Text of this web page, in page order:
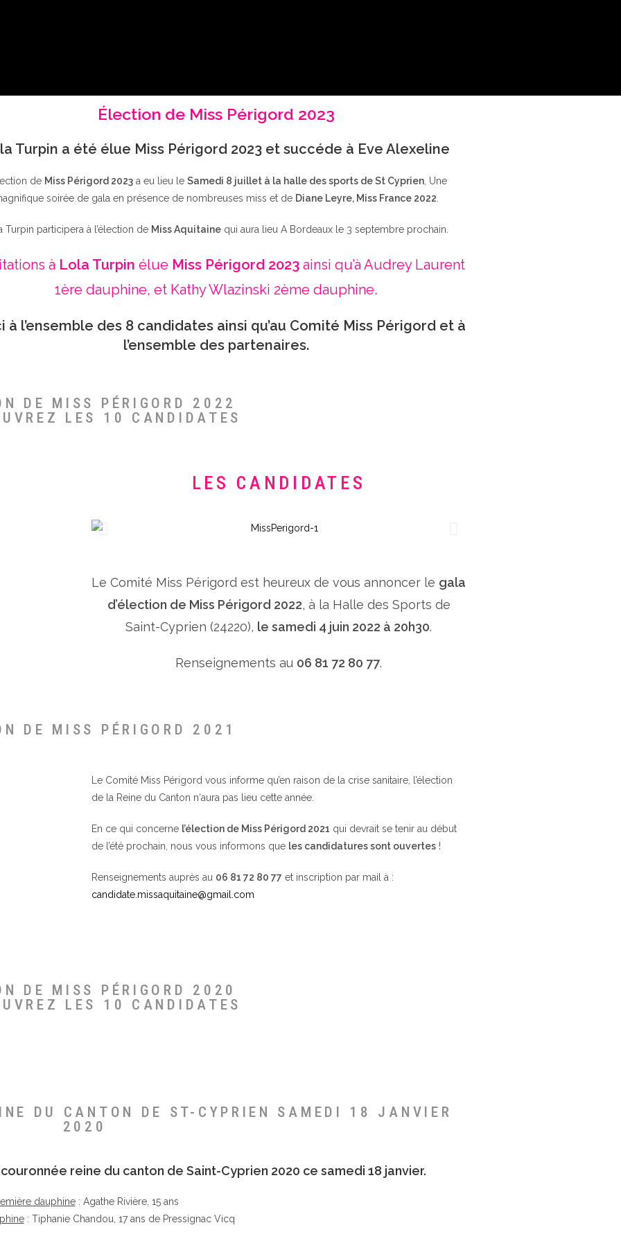
Élection de Miss Périgord 2023
Turpin a été élue Miss Périgord 2023 et succéde à Eve Alexeline
de Miss Périgord 2023a eu lieu le Samedi 8 juillet à la halle des sports de St Cyprien, Une
soirée de gala en présence de nombreuses miss et de Diane Leyre, Miss France 2022
Turpin participera à l’élection de Miss Aquitaine qui aura lieu A Bordeaux le 3 septembre prochain.
à Lola Turpin élue Miss Périgord 2023ainsi qu’à Audrey Laurent
1ère dauphine, et Kathy Wlazinski 2ème dauphine.
à l’ensemble des 8 candidates ainsi qu’au Comité Miss Périgord et à
l’ensemble des partenaires.
DE MISS PÉRIGORD 2022
LES 10 CANDIDATES
LES CANDIDATES
Le Comité Miss Périgord est heureux de vous annoncer le gala
d’élection de Miss Périgord 2022, à la Halle des Sports de
Saint-Cyprien (24220), le samedi 4 juin 2022 à 20h30.
Renseignements au 06 81 72 80 77.
DE MISS PÉRIGORD 2021
Le Comité Miss Périgord vous informe qu’en raison de la crise sanitaire, l’élection
de la Reine du Canton n‘aura pas lieu cette année.
En ce qui concerne l’élection de Miss Périgord 2021 qui devrait se tenir au début
de l’été prochain, nous vous informons que les candidatures sont ouvertes !
Renseignements auprès au 06 81 72 80 77 et inscription par mail à :
candidate.missaquitaine@gmail.com
DE MISS PÉRIGORD 2020
LES 10 CANDIDATES
DU CANTON DE ST-CYPRIEN SAMEDI 18 JANVIER
2020
couronnée reine du canton de Saint-Cyprien 2020 ce samedi 18 janvier.
dauphine: Agathe Rivière, 15 ans
: Tiphanie Chandou, 17 ans de Pressignac Vicq